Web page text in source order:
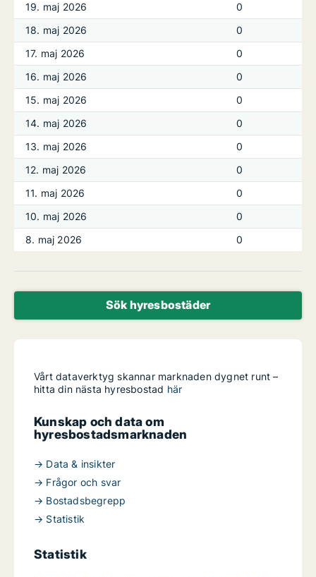
19. maj 2026
0
18. maj 2026
0
17. maj 2026
0
16. maj 2026
0
15. maj 2026
0
14. maj 2026
0
13. maj 2026
0
12. maj 2026
0
11. maj 2026
0
10. maj 2026
0
8. maj 2026
0
Sök hyresbostäder
Vårt dataverktyg skannar marknaden dygnet runt –
hitta din nästa hyresbostad här
Kunskap och data om
hyresbostadsmarknaden
→ Data & insikter
→ Frågor och svar
→ Bostadsbegrepp
→ Statistik
Statistik